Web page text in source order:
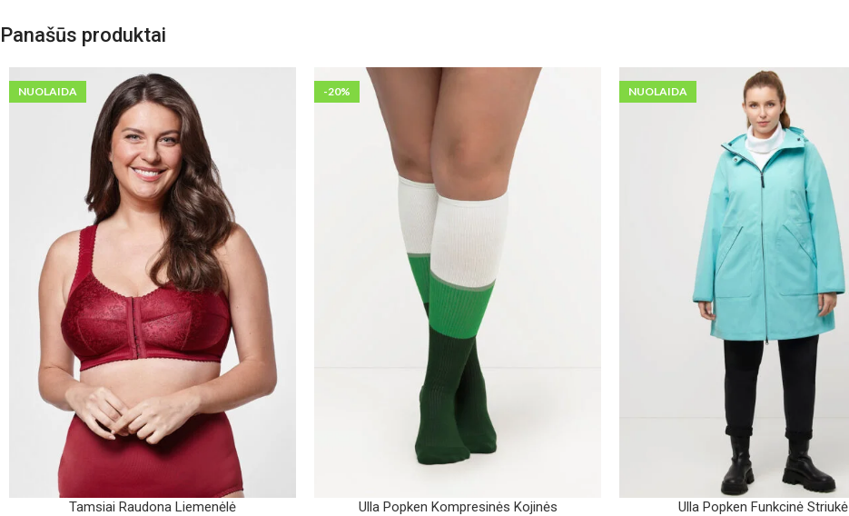
Panašūs produktai
NUOLAIDA
Tamsiai Raudona Liemenėlė
-20%
Ulla Popken Kompresinės Kojinės
NUOLAIDA
Ulla Popken Funkcinė Striukė